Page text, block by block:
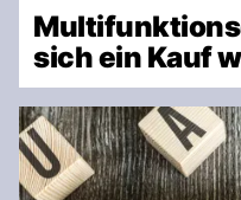
sich ein Kauf